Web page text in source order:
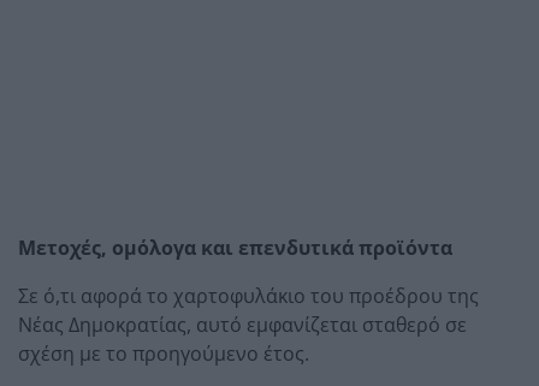
Μετοχές, ομόλογα και επενδυτικά προϊόντα
Σε ό,τι αφορά το χαρτοφυλάκιο του προέδρου της
Νέας Δημοκρατίας, αυτό εμφανίζεται σταθερό σε
σχέση με το προηγούμενο έτος.